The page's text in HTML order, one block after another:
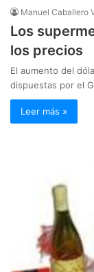
Manuel Caballero
Los
los precios
El aumento del
dispuestas por el
Leer más »